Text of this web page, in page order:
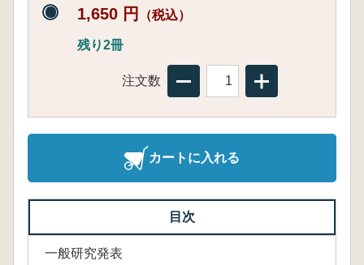
1,650 円 （税込）
残り2冊
注文数
カートに入れる
目次
一般研究発表